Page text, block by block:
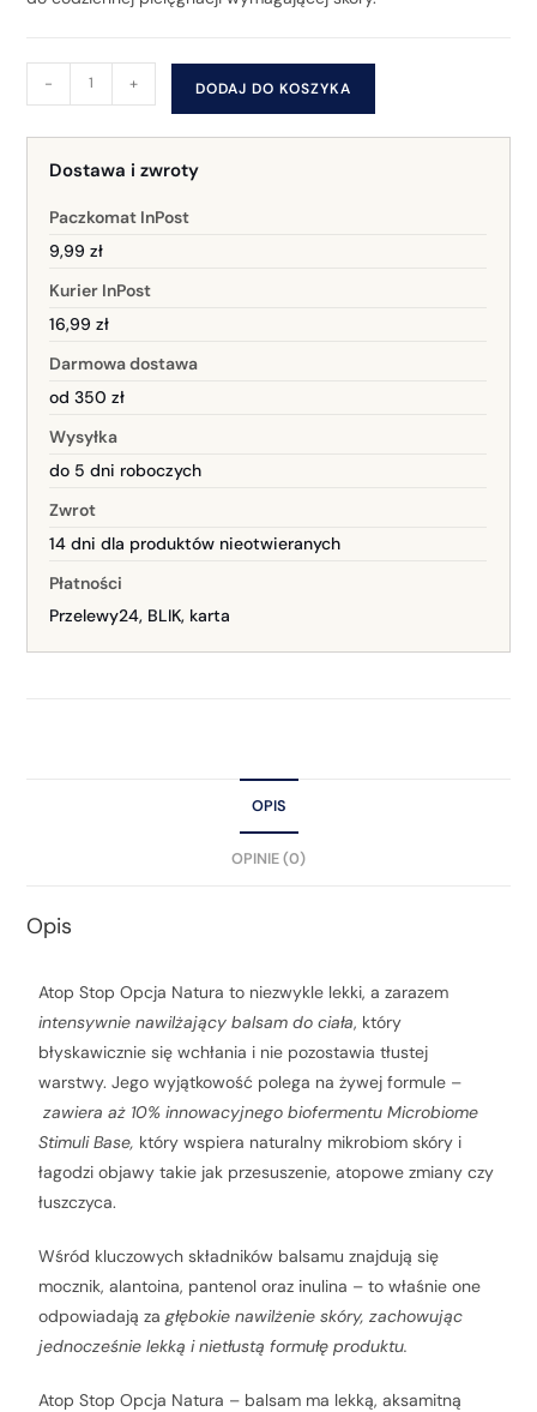
- + DODAJ DO KOSZYKA
Dostawa i zwroty
Paczkomat InPost
9,99 zł
Kurier InPost
16,99 zł
Darmowa dostawa
od 350 zł
Wysyłka
do 5 dni roboczych
Zwrot
14 dni dla produktów nieotwieranych
Płatności
Przelewy24, BLIK, karta
OPIS
OPINIE (0)
Opis
Atop Stop Opcja Natura to niezwykle lekki, a zarazem
intensywnie nawilżający balsam do ciała, który
błyskawicznie się wchłania i nie pozostawia tłustej
warstwy. Jego wyjątkowość polega na żywej formule –
zawiera aż 10% innowacyjnego biofermentu Microbiome
Stimuli Base, który wspiera naturalny mikrobiom skóry i
łagodzi objawy takie jak przesuszenie, atopowe zmiany czy
łuszczyca.
Wśród kluczowych składników balsamu znajdują się
mocznik, alantoina, pantenol oraz inulina – to właśnie one
odpowiadają zagłębokie nawilżenie skóry, zachowując
jednocześnie lekką i nietłustą formułę produktu.
Atop Stop Opcja Natura – balsam ma lekką, aksamitną